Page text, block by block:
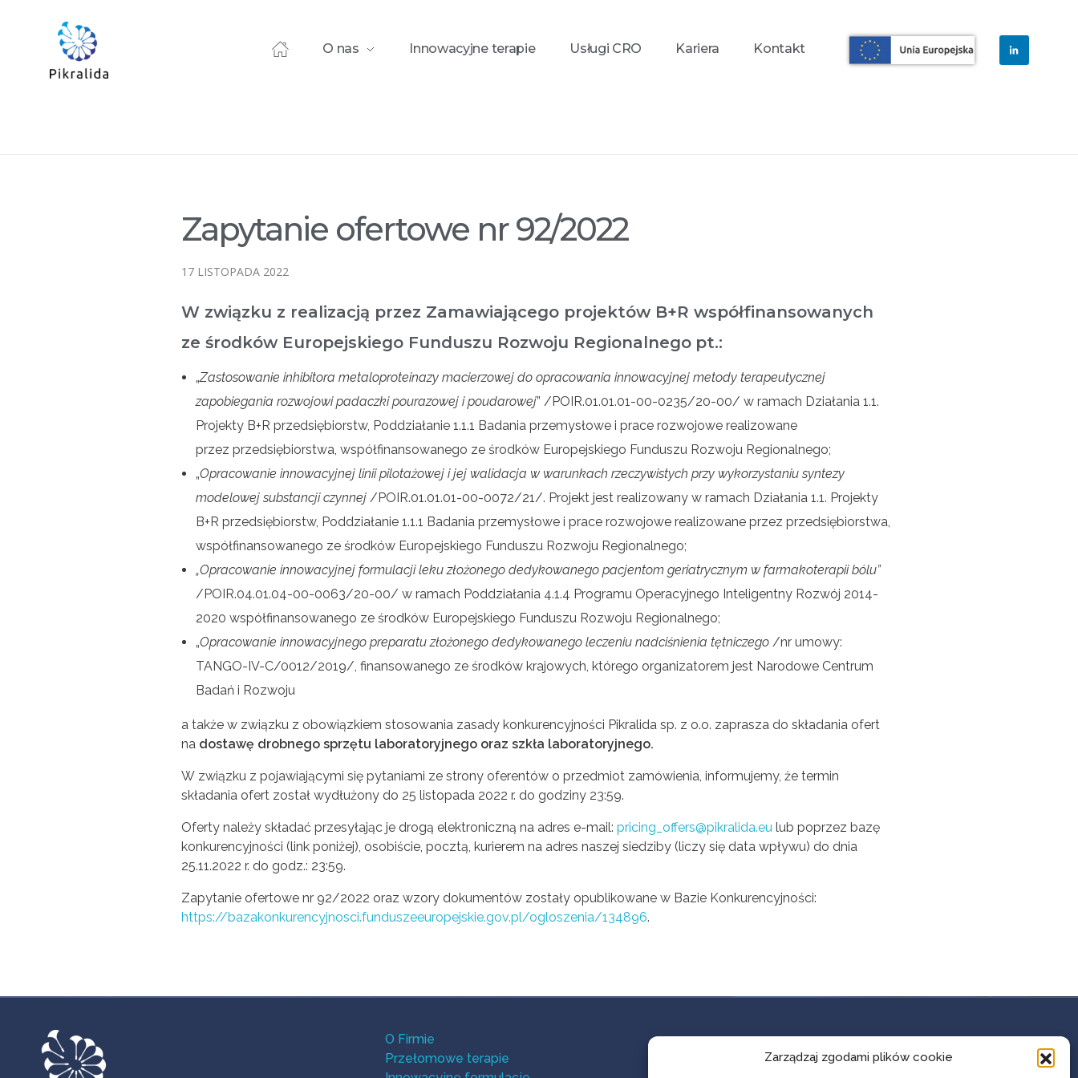
Zarządzaj zgodami plików cookie
O nas Innowacyjne terapie Usługi CRO Kariera Kontakt
Home Blog Zapytanie ofertowe nr 92/...
Zapytanie ofertowe nr 92/2022
17 LISTOPADA 2022
W związku z realizacją przez Zamawiającego projektów B+R współfinansowanych
ze środków Europejskiego Funduszu Rozwoju Regionalnego pt.:
„Zastosowanie inhibitora metaloproteinazy macierzowej do opracowania innowacyjnej metody terapeutycznej
zapobiegania rozwojowi padaczki pourazowej i poudarowej” /POIR.01.01.01-00-0235/20-00/ w ramach Działania 1.1.
Projekty B+R przedsiębiorstw, Poddziałanie 1.1.1 Badania przemysłowe i prace rozwojowe realizowane
przez przedsiębiorstwa, współfinansowanego ze środków Europejskiego Funduszu Rozwoju Regionalnego;
„Opracowanie innowacyjnej linii pilotażowej i jej walidacja w warunkach rzeczywistych przy wykorzystaniu syntezy
modelowej substancji czynnej /POIR.01.01.01-00-0072/21/. Projekt jest realizowany w ramach Działania 1.1. Projekty
B+R przedsiębiorstw, Poddziałanie 1.1.1 Badania przemysłowe i prace rozwojowe realizowane przez przedsiębiorstwa,
współfinansowanego ze środków Europejskiego Funduszu Rozwoju Regionalnego;
„Opracowanie innowacyjnej formulacji leku złożonego dedykowanego pacjentom geriatrycznym w farmakoterapii bólu”
/POIR.04.01.04-00-0063/20-00/ w ramach Poddziałania 4.1.4 Programu Operacyjnego Inteligentny Rozwój 2014-
2020 współfinansowanego ze środków Europejskiego Funduszu Rozwoju Regionalnego;
„Opracowanie innowacyjnego preparatu złożonego dedykowanego leczeniu nadciśnienia tętniczego/nr umowy:
TANGO-IV-C/0012/2019/, finansowanego ze środków krajowych, którego organizatorem jest Narodowe Centrum
Badań i Rozwoju
a także w związku z obowiązkiem stosowania zasady konkurencyjności Pikralida sp. z o.o. zaprasza do składania ofert
na dostawę drobnego sprzętu laboratoryjnego oraz szkła laboratoryjnego.
W związku z pojawiającymi się pytaniami ze strony oferentów o przedmiot zamówienia, informujemy, że termin
składania ofert został wydłużony do 25 listopada 2022 r. do godziny 23:59.
Oferty należy składać przesyłając je drogą elektroniczną na adres e-mail:pricing_offers@pikralida.eu lub poprzez bazę
konkurencyjności (link poniżej), osobiście, pocztą, kurierem na adres naszej siedziby (liczy się data wpływu) do dnia
25.11.2022 r. do godz.: 23:59.
Zapytanie ofertowe nr 92/2022 oraz wzory dokumentów zostały opublikowane w Bazie Konkurencyjności:
https://bazakonkurencyjnosci.funduszeeuropejskie.gov.pl/ogloszenia/134896.
O Firmie
Przełomowe terapie
KONTAKT